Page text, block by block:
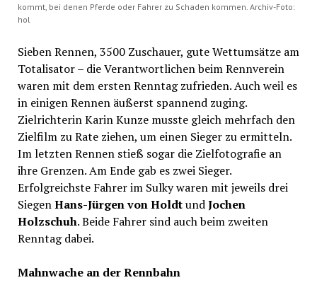
kommt, bei denen Pferde oder Fahrer zu Schaden kommen. Archiv-Foto:
hol
Sieben Rennen, 3500 Zuschauer, gute Wettumsätze am
Totalisator – die Verantwortlichen beim Rennverein
waren mit dem ersten Renntag zufrieden. Auch weil es
in einigen Rennen äußerst spannend zuging.
Zielrichterin Karin Kunze musste gleich mehrfach den
Zielfilm zu Rate ziehen, um einen Sieger zu ermitteln.
Im letzten Rennen stieß sogar die Zielfotografie an
ihre Grenzen. Am Ende gab es zwei Sieger.
Erfolgreichste Fahrer im Sulky waren mit jeweils drei
SiegenHans-Jürgen von HoldtundJochen
Holzschuh. Beide Fahrer sind auch beim zweiten
Renntag dabei.
Mahnwache an der Rennbahn